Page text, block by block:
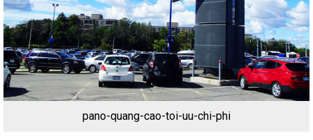
pano-quang-cao-toi-uu-chi-phi